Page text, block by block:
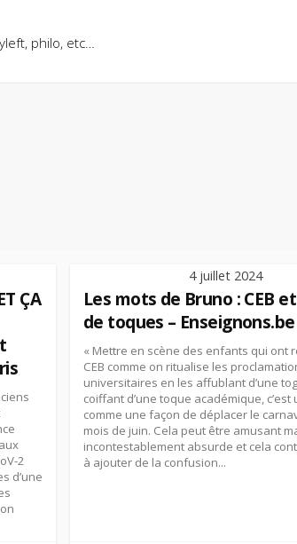
philo, etc…
ÇA
2
d’une
4 juillet 2024
Les mots de Bruno : CEB
de toques – Enseignons.be
« Mettre en scène des enfants qui ont
CEB comme on ritualise les
universitaires en les affublant d’une
coiffant d’une toque académique, c’est
comme une façon de déplacer le
mois de juin. Cela peut être amusant
incontestablement absurde et cela
à ajouter de la confusion...